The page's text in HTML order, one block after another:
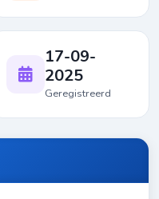
17-09-
2025
Geregistreerd